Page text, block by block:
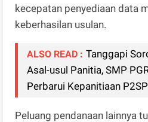
kecepatan penyediaan data
keberhasilan usulan.
ALSO READ : Tanggapi
Asal-usul Panitia, SMP
Perbarui Kepanitiaan P2SP
Peluang pendanaan lainnya